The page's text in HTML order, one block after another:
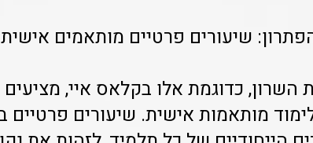
שיעורים פרטיים מותאמים אישית
כדוגמת אלו בקלאס איי, מציעים
מותאמות אישית. שיעורים